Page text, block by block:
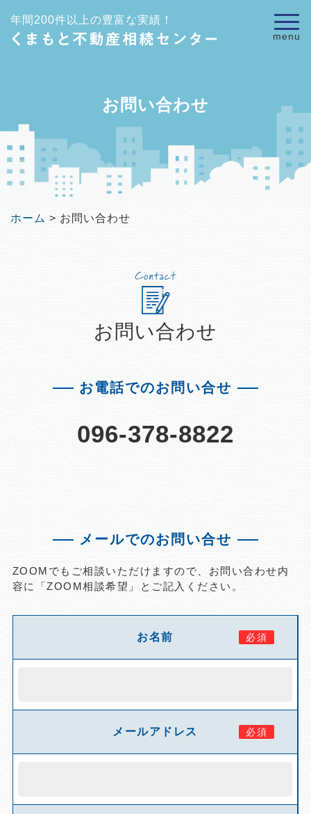
年間200件以上の豊富な実績！
menu
お問い合わせ
ホーム > お問い合わせ
お問い合わせ
お電話でのお問い合せ
096-378-8822
メールでのお問い合せ
ZOOMでもご相談いただけますので、お問い合わせ内
容に「ZOOM相談希望」とご記入ください。
お名前
メールアドレス